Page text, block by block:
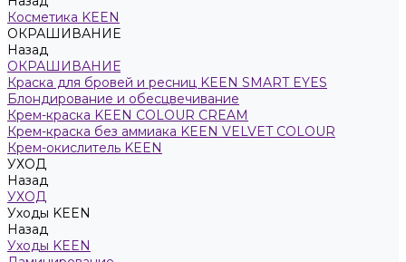
Косметика KEEN
ОКРАШИВАНИЕ
Назад
ОКРАШИВАНИЕ
Краска для бровей и ресниц KEEN SMART EYES
Блондирование и обесцвечивание
Крем-краска KEEN COLOUR CREAM
Крем-краска без аммиака KEEN VELVET COLOUR
Крем-окислитель KEEN
УХОД
Назад
УХОД
Уходы KEEN
Назад
Уходы KEEN